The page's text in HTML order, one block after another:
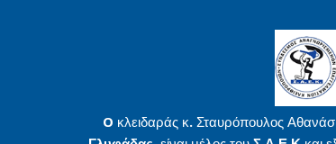
O κλειδαράς κ. Σταυρόπουλος